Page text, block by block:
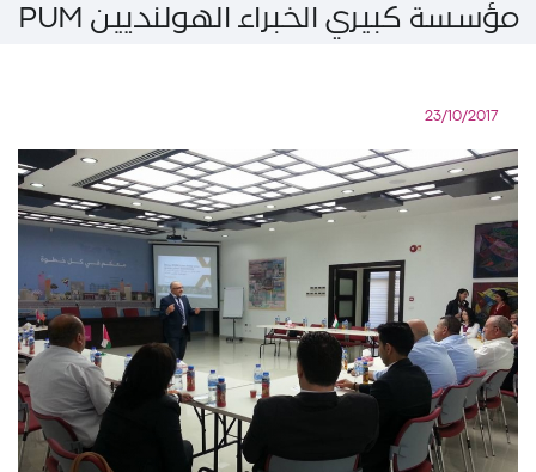
مؤسسة كبيري الخبراء الهولنديين PUM
23/10/2017